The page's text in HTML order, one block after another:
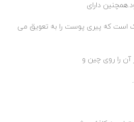
دارای
است که پیری پوست را به تعویق می
آن را روی چین و